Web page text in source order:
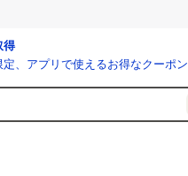
得
定、アプリで使えるお得なクーポン